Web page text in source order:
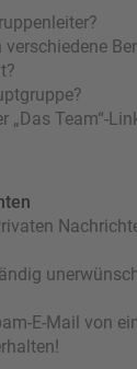
verschiedene
„Das Team“-
E-Mail von